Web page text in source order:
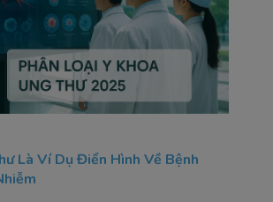
Là Ví Dụ Điển Hình Về Bệnh